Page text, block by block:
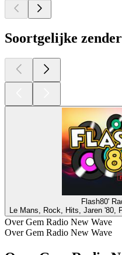
Soortgelijke
Flash80'
Le Mans, Rock, Hits, Jaren '80,
Over Gem Radio New Wave
Over Gem Radio New Wave